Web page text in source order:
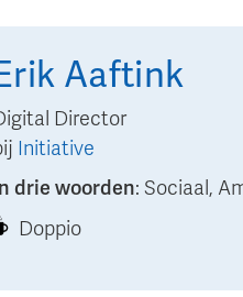
Aaftink
Director
Initiative
drie woorden: Sociaal,
Doppio